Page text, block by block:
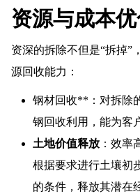
资源与成本
资深的拆除不但是“拆掉”
源回收能力：
钢材回收**：对拆除
钢回收利用，能为客
土地价值释放 ：效率
根据要求进行土壤初
的条件，释放其潜在